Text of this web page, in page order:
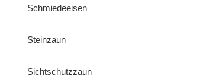
Schmiedeeisen
Steinzaun
Sichtschutzzaun